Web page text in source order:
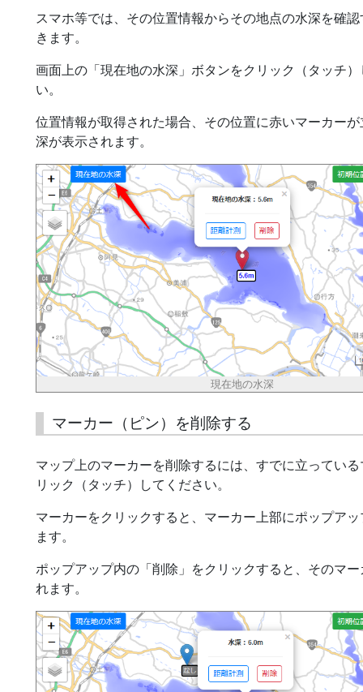
スマホ等では、その位置情報からその地点の水深を確
きます。
画面上の「現在地の水深」ボタンをクリック（タッチ
い。
位置情報が取得された場合、その位置に赤いマーカー
深が表示されます。
現在地の水深
マーカー（ピン）を削除する
マップ上のマーカーを削除するには、すでに立ってい
リック（タッチ）してください。
マーカーをクリックすると、マーカー上部にポップア
ます。
ポップアップ内の「削除」をクリックすると、そのマ
れます。